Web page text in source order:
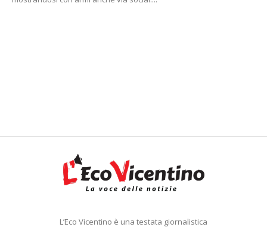
L’Eco Vicentino è una testata giornalistica